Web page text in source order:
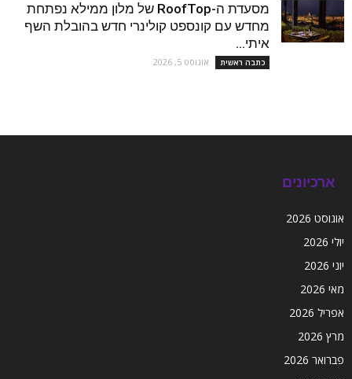
מסעדת ה-RoofTop של מלון ממילא נפתחת
מחדש עם קונספט קולינרי חדש בהובלת השף
איתי...
כתבה ראשית אוגוסט 5, 2026
ארכיונים
אוגוסט 2026
יולי 2026
יוני 2026
מאי 2026
אפריל 2026
מרץ 2026
פברואר 2026